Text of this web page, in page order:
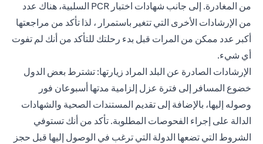
من المغادرة. إلى جانب شهادات اختبار PCR السلبية، هناك عدد
من الإرشادات الأخرى التي تتغير باستمرار ، لذا تأكد من مراجعتها
أكبر عدد ممكن من المرات قبل بدء رحلتك للتأكد من أنك لم تفوت
أي شيء.
الإرشادات الصادرة عن البلد المراد زيارتها: تشترط بعض الدول
خضوع المسافر إلى فترة عزل إلزامية مدتها أسبوعان فور
وصوله إليها، بالإضافة إلى تقديم المستندات الصحية والشهادات
الدالة على إجراء الفحوصات المطلوبة. تأكد من أنك تستوفي
الشروط التي تضعها الدولة التي ترغب في الوصول إليها قبل حجز